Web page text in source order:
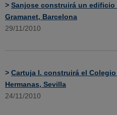
> Sanjose construirá un edificio
Gramanet, Barcelona
29/11/2010
> Cartuja I. construirá el
Hermanas, Sevilla
24/11/2010